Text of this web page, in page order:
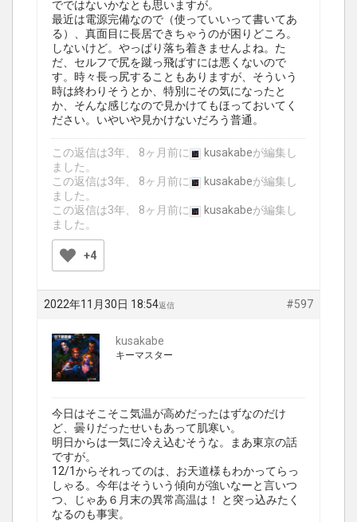
でではないかなとも思いますが。
最近は電源完備なので（使っていいって書いてあ
る）、真面目に長居できちゃうのが困りどころ。
しないけど。やっぱり落ち着きませんよね。た
だ、セルフで尻を蹴っ飛ばすには悪くないので
す。時々長っ尻することもありますが、そういう
時は終わりそうとか、特別にその気になったと
か、そんな感じなので見かけてもほっておいてく
ださい。いやいや見かけないだろう普通。
この返信は3年、 8ヶ月前に kusakabeが編集し
ました。
この返信は3年、 8ヶ月前に
kusakabeが編集し
ました。
この返信は3年、 8ヶ月前に
kusakabeが編集し
ました。
+4
2022年11月30日 18:54 #597
返信
kusakabe
キーマスター
今日はそこそこ気温が高めだったはずなのだけ
ど、曇りだったせいもあって肌寒い。
明日からは一気に冷え込むそうな。まあ東京の話
ですが。
12/1からそれってのは、お天道様もわかってらっ
しゃる。今年はそういう傾向が強いなーと言いつ
つ、じゃあ６月末の異常高温は！ と突っ込みたく
なるのも事実。